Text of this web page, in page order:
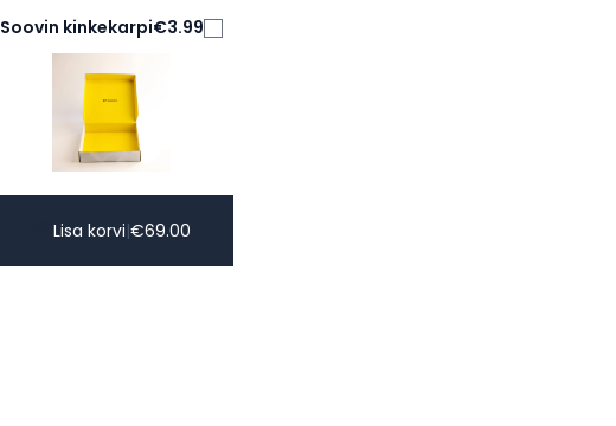
Soovin kinkekarpi€3.99
Lisa korvi|€69.00